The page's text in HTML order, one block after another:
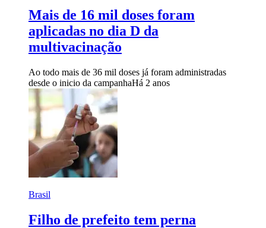
Mais de 16 mil doses foram
aplicadas no dia D da
multivacinação
Ao todo mais de 36 mil doses já foram administradas
desde o inicio da campanhaHá 2 anos
Brasil
Filho de prefeito tem perna